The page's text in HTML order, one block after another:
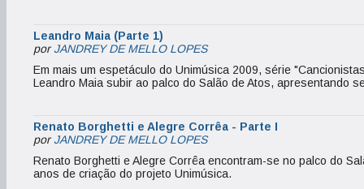
Leandro Maia (Parte 1)
porJANDREY DE MELLO LOPES
Em mais um espetáculo do Unimúsica 2009, série
Leandro Maia subir ao palco do Salão de Atos, apresentando
Renato Borghetti e Alegre Corrêa - Parte I
porJANDREY DE MELLO LOPES
Renato Borghetti e Alegre Corrêa encontram-se no palco do
anos de criação do projeto Unimúsica.